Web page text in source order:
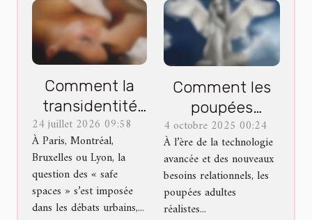
Comment la
transidentité
redéfinit la
notion de safe
spaces dans les
grandes villes
24 juillet 2026 09:58
À Paris, Montréal,
Bruxelles ou Lyon, la
question des « safe
spaces » s’est imposée
dans les débats urbains,...
Comment les
poupées
adultes
réalistes
révolutionnent-
elles l'intimité ?
4 octobre 2025 00:24
À l’ère de la technologie
avancée et des nouveaux
besoins relationnels, les
poupées adultes
réalistes...